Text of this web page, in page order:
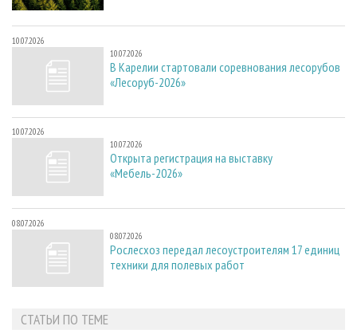
10.07.2026
10.07.2026
В Карелии стартовали соревнования лесорубов
«Лесоруб-2026»
10.07.2026
10.07.2026
Открыта регистрация на выставку
«Мебель-2026»
08.07.2026
08.07.2026
Рослесхоз передал лесоустроителям 17 единиц
техники для полевых работ
СТАТЬИ ПО ТЕМЕ